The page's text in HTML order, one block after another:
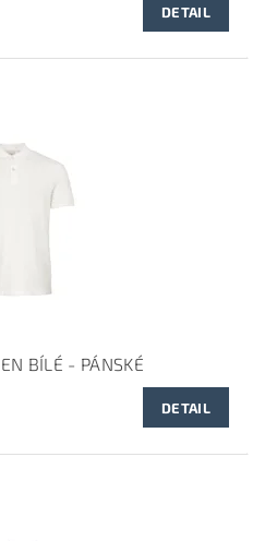
DETAIL
BÍLÉ - PÁNSKÉ
DETAIL